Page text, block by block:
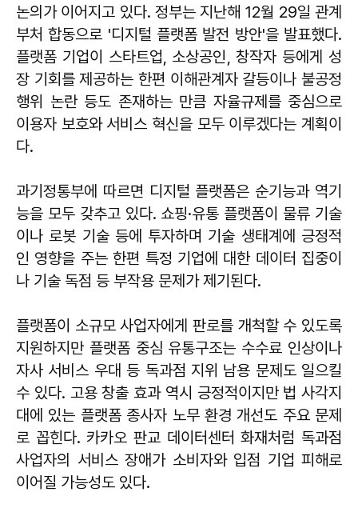
논의가 이어지고 있다. 정부는 지난해 12월 29일 관계
부처 합동으로 '디지털 플랫폼 발전 방안'을 발표했다.
플랫폼 기업이 스타트업, 소상공인, 창작자 등에게 성
장 기회를 제공하는 한편 이해관계자 갈등이나 불공정
행위 논란 등도 존재하는 만큼 자율규제를 중심으로
이용자 보호와 서비스 혁신을 모두 이루겠다는 계획이
다.
과기정통부에 따르면 디지털 플랫폼은 순기능과 역기
능을 모두 갖추고 있다. 쇼핑·유통 플랫폼이 물류 기술
이나 로봇 기술 등에 투자하며 기술 생태계에 긍정적
인 영향을 주는 한편 특정 기업에 대한 데이터 집중이
나 기술 독점 등 부작용 문제가 제기된다.
플랫폼이 소규모 사업자에게 판로를 개척할 수 있도록
지원하지만 플랫폼 중심 유통구조는 수수료 인상이나
자사 서비스 우대 등 독과점 지위 남용 문제도 일으킬
수 있다. 고용 창출 효과 역시 긍정적이지만 법 사각지
대에 있는 플랫폼 종사자 노무 환경 개선도 주요 문제
로 꼽힌다. 카카오 판교 데이터센터 화재처럼 독과점
사업자의 서비스 장애가 소비자와 입점 기업 피해로
이어질 가능성도 있다.